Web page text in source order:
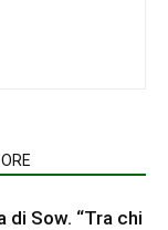
di Sow. “Tra chi